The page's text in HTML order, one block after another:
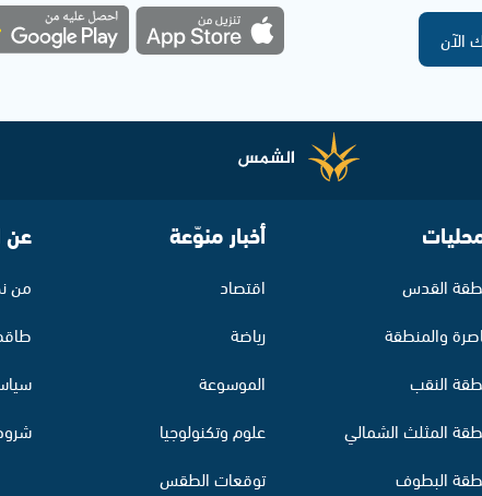
الآن
القدس
والمنطقة
النقب
المثلث الشمالي
البطوف
أخبار منوّعة
اقتصاد
رياضة
الموسوعة
علوم وتكنولوجيا
توقعات الطقس
من